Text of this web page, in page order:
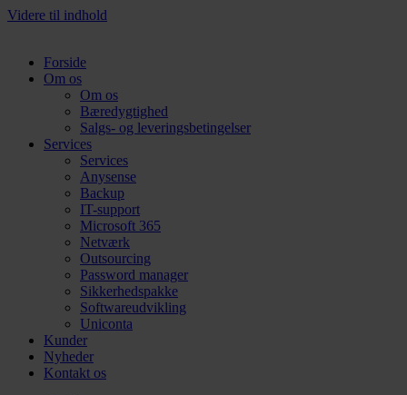
Videre til indhold
Forside
Om os
Om os
Bæredygtighed
Salgs- og leveringsbetingelser
Services
Services
Anysense
Backup
IT-support
Microsoft 365
Netværk
Outsourcing
Password manager
Sikkerhedspakke
Softwareudvikling
Uniconta
Kunder
Nyheder
Kontakt os